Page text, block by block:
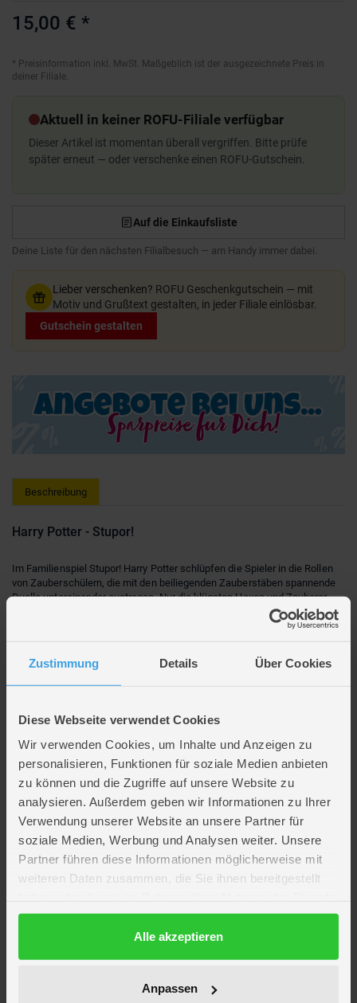
Zustimmung Details Über Cookies
Diese Webseite verwendet Cookies
Wir verwenden Cookies, um Inhalte und Anzeigen zu
personalisieren, Funktionen für soziale Medien anbieten
zu können und die Zugriffe auf unsere Website zu
analysieren. Außerdem geben wir Informationen zu Ihrer
Verwendung unserer Website an unsere Partner für
soziale Medien, Werbung und Analysen weiter. Unsere
Partner führen diese Informationen möglicherweise mit
weiteren Daten zusammen, die Sie ihnen bereitgestellt
gesammelt haben.
DatenschutzerklärungAlle akzeptieren
Anpassen
15,00 € *
* Preisinformation inkl. MwSt. Maßgeblich ist der ausgezeichnete Preis in
deiner Filiale.
Aktuell in keiner ROFU-Filiale verfügbar
Dieser Artikel ist momentan überall vergriffen. Bitte prüfe
später erneut — oder verschenke einen ROFU-Gutschein.
Auf die Einkaufsliste
Deine Liste für den nächsten Filialbesuch — am Handy immer dabei.
Lieber verschenken? ROFU Geschenkgutschein — mit
Motiv und Grußtext gestalten, in jeder Filiale einlösbar.
Gutschein gestalten
Beschreibung
Harry Potter - Stupor!
Im Familienspiel Stupor! Harry Potter schlüpfen die Spieler in die Rollen
von Zauberschülern, die mit den beiliegenden Zauberstäben spannende
Duelle untereinander austragen. Nur die klügsten Hexen und Zauberer
können im Zauberduell brillieren, bekommen die Belohnungen der Runde
Spieleranzahl: 4 - 8
Verpackungsmaße: ca. 29,5 x 29,5 x 7,5 cm
Hersteller: Asmodee
Hersteller-Artikelnr.: RPOD0035
Ein Würfel, ein Zug, ein Freudenschrei – so fühlt sich ein richtig guter
Spieleabend an. Und mit unserenFamilienspielenlandet der Spaß direkt
auf deinem Tisch.
Erhalte Belohnungen und sammle die meisten Punkte